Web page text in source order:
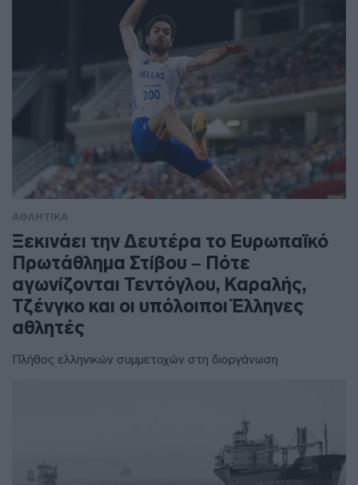
ΑΘΛΗΤΙΚΑ
Ξεκινάει την Δευτέρα το Ευρωπαϊκό
Πρωτάθλημα Στίβου – Πότε
αγωνίζονται Τεντόγλου, Καραλής,
Τζένγκο και οι υπόλοιποι Έλληνες
αθλητές
Πλήθος ελληνικών συμμετοχών στη διοργάνωση